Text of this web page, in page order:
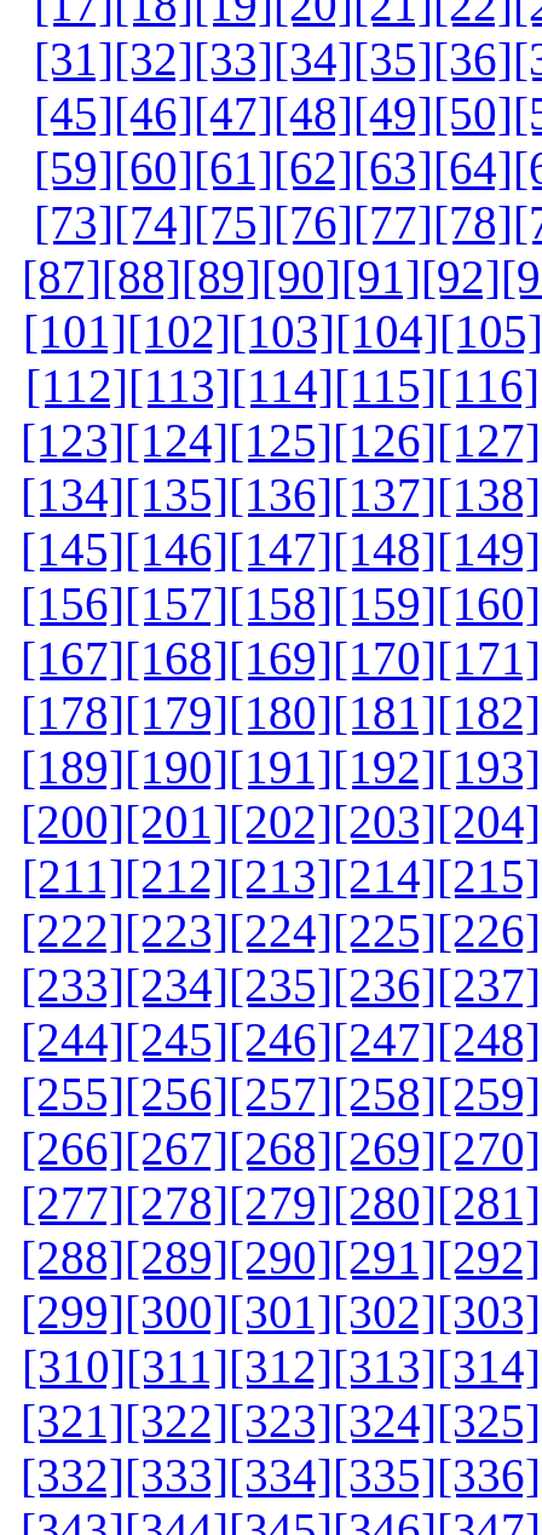
[31][32][33][34][35][36]
[45][46][47][48][49][50]
[59][60][61][62][63][64]
[73][74][75][76][77][78]
[87][88][89][90][91][92]
[101][102][103][104][105]
[112][113][114][115][116]
[123][124][125][126][127]
[134][135][136][137][138]
[145][146][147][148][149]
[156][157][158][159][160]
[167][168][169][170][171]
[178][179][180][181][182]
[189][190][191][192][193]
[200][201][202][203][204]
[211][212][213][214][215]
[222][223][224][225][226]
[233][234][235][236][237]
[244][245][246][247][248]
[255][256][257][258][259]
[266][267][268][269][270]
[277][278][279][280][281]
[288][289][290][291][292]
[299][300][301][302][303]
[310][311][312][313][314]
[321][322][323][324][325]
[332][333][334][335][336]